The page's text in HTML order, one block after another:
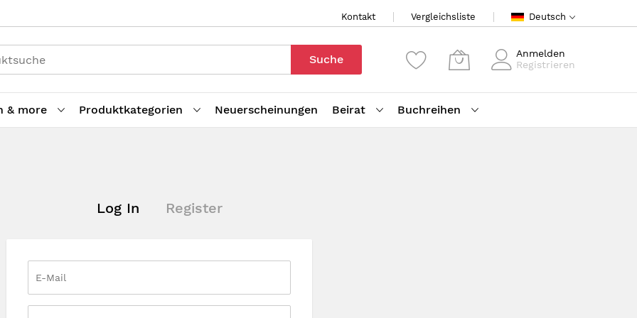
Kontakt Vergleichsliste Deutsch
Suche
Anmelden
Registrieren
& more Produktkategorien Neuerscheinungen Beirat Buchreihen
Log In Register